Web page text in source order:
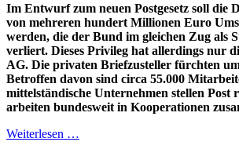
Im Entwurf zum neuen Postgesetz soll die
von mehreren hundert Millionen Euro
werden, die der Bund im gleichen Zug als
verliert. Dieses Privileg hat allerdings nur
AG. Die privaten Briefzusteller fürchten
Betroffen davon sind circa 55.000
mittelständische Unternehmen stellen Post
arbeiten bundesweit in Kooperationen
Weiterlesen …